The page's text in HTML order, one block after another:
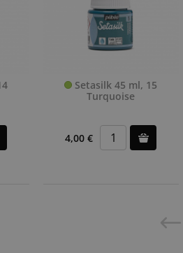
Setasilk 45 ml, 15
Turquoise
4,00 €